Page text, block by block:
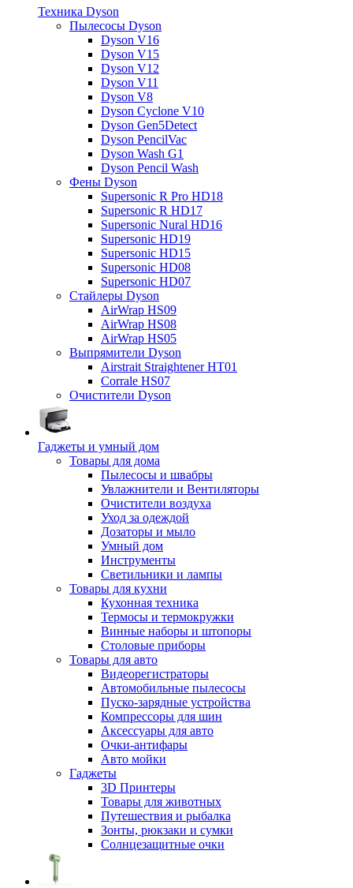
Техника Dyson
Пылесосы Dyson
Dyson V16
Dyson V15
Dyson V12
Dyson V11
Dyson V8
Dyson Cyclone V10
Dyson Gen5Detect
Dyson PencilVac
Dyson Wash G1
Dyson Pencil Wash
Фены Dyson
Supersonic R Pro HD18
Supersonic R HD17
Supersonic Nural HD16
Supersonic HD19
Supersonic HD15
Supersonic HD08
Supersonic HD07
Стайлеры Dyson
AirWrap HS09
AirWrap HS08
AirWrap HS05
Выпрямители Dyson
Airstrait Straightener HT01
Corrale HS07
Очистители Dyson
Гаджеты и умный дом
Товары для дома
Пылесосы и швабры
Увлажнители и Вентиляторы
Очистители воздуха
Уход за одеждой
Дозаторы и мыло
Умный дом
Инструменты
Светильники и лампы
Товары для кухни
Кухонная техника
Термосы и термокружки
Винные наборы и штопоры
Столовые приборы
Товары для авто
Видеорегистраторы
Автомобильные пылесосы
Пуско-зарядные устройства
Компрессоры для шин
Аксессуары для авто
Очки-антифары
Авто мойки
Гаджеты
3D Принтеры
Товары для животных
Путешествия и рыбалка
Зонты, рюкзаки и сумки
Солнцезащитные очки